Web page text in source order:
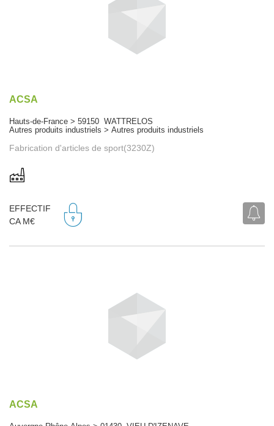
ACSA
Hauts-de-France > 59150 WATTRELOS
Autres produits industriels > Autres produits industriels
Fabrication d'articles de sport(3230Z)
EFFECTIF
CA M€
ACSA